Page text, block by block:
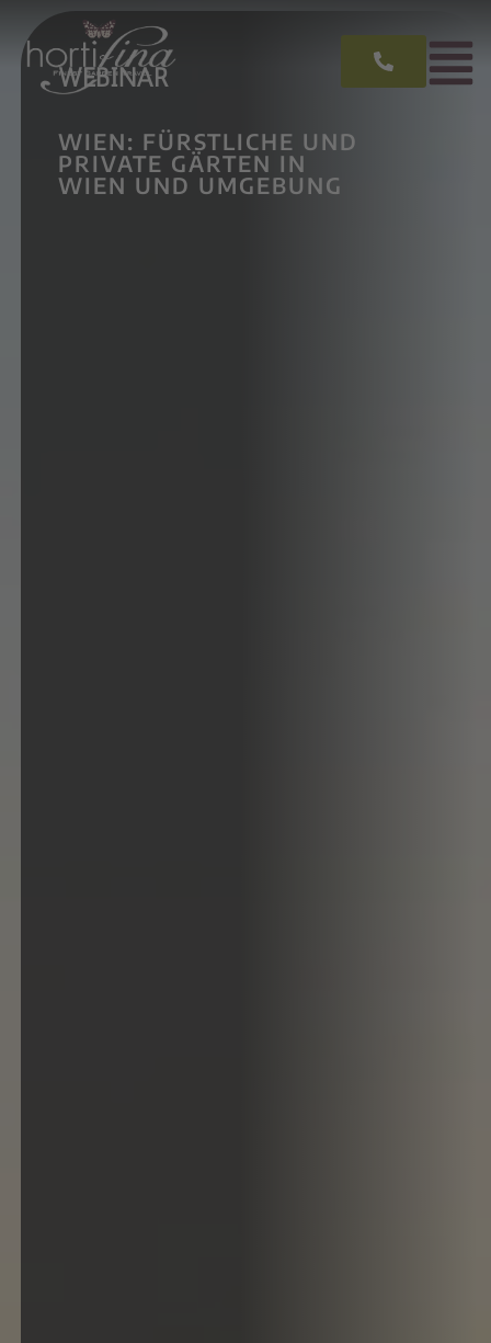
WEBINAR
WIEN: FÜRSTLICHE UND
PRIVATE GÄRTEN IN
WIEN UND UMGEBUNG